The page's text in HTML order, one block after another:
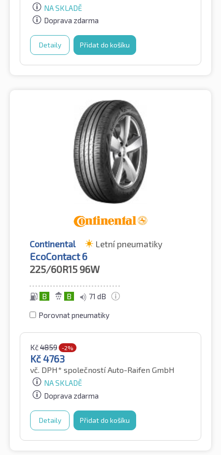
NA SKLADĚ
Doprava zdarma
Detaily Přidat do košíku
Continental Letní pneumatiky
EcoContact 6
225/60R15 96W
B B 71 dB
Porovnat pneumatiky
Kč4859 -2%
Kč4763
vč. DPH* společností Auto-Raifen GmbH
NA SKLADĚ
Doprava zdarma
Detaily Přidat do košíku